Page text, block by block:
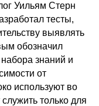
Уильям Стерн
тесты,
выявлять
обозначил
знаний и
от
используют во
только для